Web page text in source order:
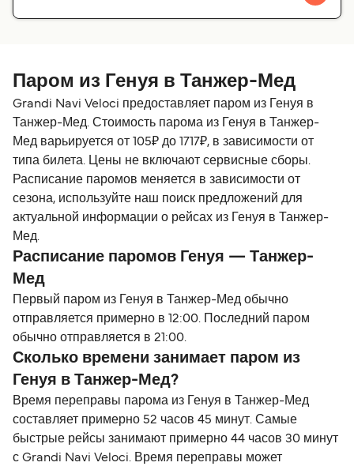
Паром из Генуя в Танжер-Мед
Grandi Navi Veloci предоставляет паром из Генуя в
Танжер-Мед. Стоимость парома из Генуя в Танжер-
Мед варьируется от 105₽ до 1717₽, в зависимости от
типа билета. Цены не включают сервисные сборы.
Расписание паромов меняется в зависимости от
сезона, используйте наш поиск предложений для
актуальной информации о рейсах из Генуя в Танжер-
Мед.
Расписание паромов Генуя — Танжер-
Мед
Первый паром из Генуя в Танжер-Мед обычно
отправляется примерно в 12:00. Последний паром
обычно отправляется в 21:00.
Сколько времени занимает паром из
Генуя в Танжер-Мед?
Время переправы парома из Генуя в Танжер-Мед
составляет примерно 52 часов 45 минут. Самые
быстрые рейсы занимают примерно 44 часов 30 минут
с Grandi Navi Veloci. Время переправы может